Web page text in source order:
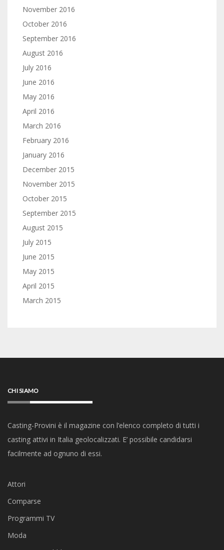
November 2016
October 2016
September 2016
August 2016
July 2016
June 2016
May 2016
April 2016
March 2016
February 2016
January 2016
December 2015
November 2015
October 2015
September 2015
August 2015
July 2015
June 2015
May 2015
April 2015
March 2015
CHI SIAMO
Casting-Provini è il magazine con l’elenco completo di tutti i
casting attivi in Italia geolocalizzati. E’ possibile candidarsi
facilmente ad ognuno di essi.
Attori
Comparse
Programmi TV
Moda